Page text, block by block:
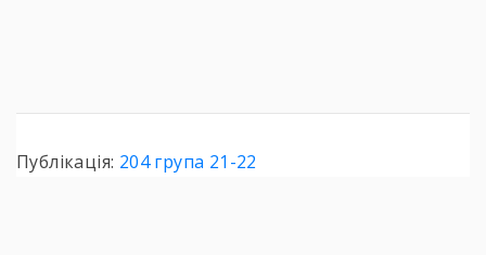
Публікація: 204 група 21-22